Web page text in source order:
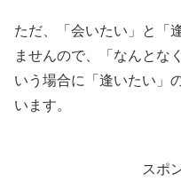
ただ、「会いたい」と「
ませんので、「なんとな
いう場合に「逢いたい」
います。
スポ